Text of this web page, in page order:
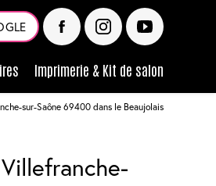
Imprimerie & Kit de salon
sur-Saône 69400 dans le Beaujolais